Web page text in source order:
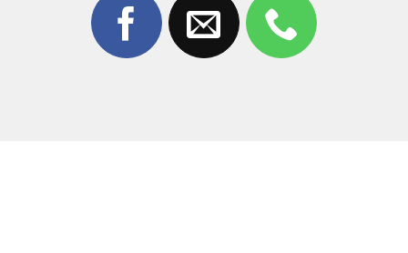
không bị bọt khí hay bụi bẩn.
Kỹ thuật viên tay nghề cao:
Đội ngũ thợ giàu kinh